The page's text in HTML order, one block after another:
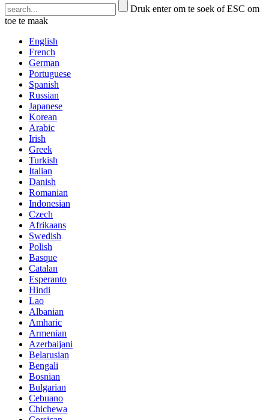
Druk enter om te soek of ESC om
toe te maak
English
French
German
Portuguese
Spanish
Russian
Japanese
Korean
Arabic
Irish
Greek
Turkish
Italian
Danish
Romanian
Indonesian
Czech
Afrikaans
Swedish
Polish
Basque
Catalan
Esperanto
Hindi
Lao
Albanian
Amharic
Armenian
Azerbaijani
Belarusian
Bengali
Bosnian
Bulgarian
Cebuano
Chichewa